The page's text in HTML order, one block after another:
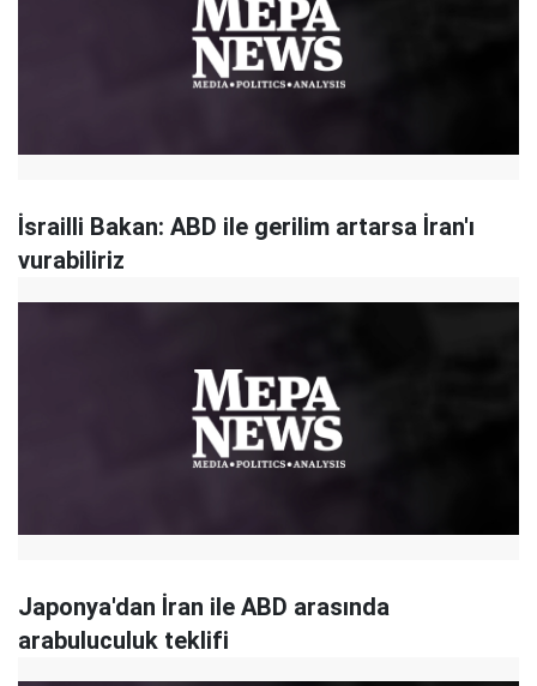
İsrailli Bakan: ABD ile gerilim artarsa İran'ı
vurabiliriz
Japonya'dan İran ile ABD arasında
arabuluculuk teklifi